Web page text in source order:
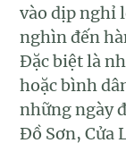
vào dịp nghỉ
nghìn đến
Đặc biệt là
hoặc bình
những ngày
Đồ Sơn, Cửa